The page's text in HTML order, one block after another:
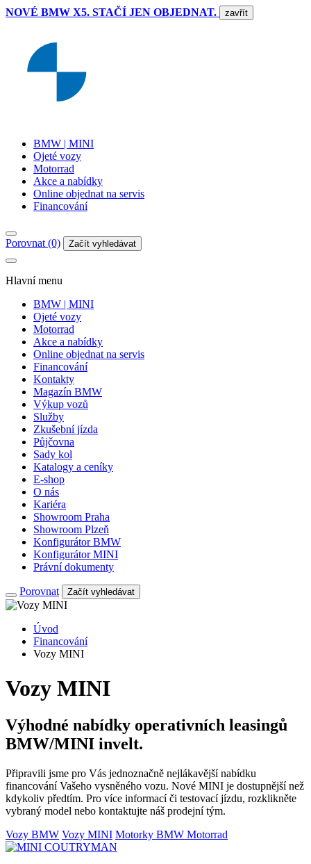
NOVÉ BMW X5. STAČÍ JEN OBJEDNAT. zavřít
BMW | MINI
Ojeté vozy
Motorrad
Akce a nabídky
Online objednat na servis
Financování
Porovnat (0) Začít vyhledávat
Hlavní menu
BMW | MINI
Ojeté vozy
Motorrad
Akce a nabídky
Online objednat na servis
Financování
Kontakty
Magazín BMW
Výkup vozů
Služby
Zkušební jízda
Půjčovna
Sady kol
Katalogy a ceníky
E-shop
O nás
Kariéra
Showroom Praha
Showroom Plzeň
Konfigurátor BMW
Konfigurátor MINI
Právní dokumenty
Porovnat Začít vyhledávat
Úvod
Financování
Vozy MINI
Vozy MINI
Výhodné nabídky operativních leasingů
BMW/MINI invelt.
Připravili jsme pro Vás jednoznačně nejlákavější nabídku
financování Vašeho vysněného vozu. Nové MINI je dostupnější než
kdykoliv předtím. Pro více informací či testovací jízdu, rozklikněte
vybraný model nebo kontaktujte náš prodejní tým.
Vozy BMW Vozy MINI Motorky BMW Motorrad